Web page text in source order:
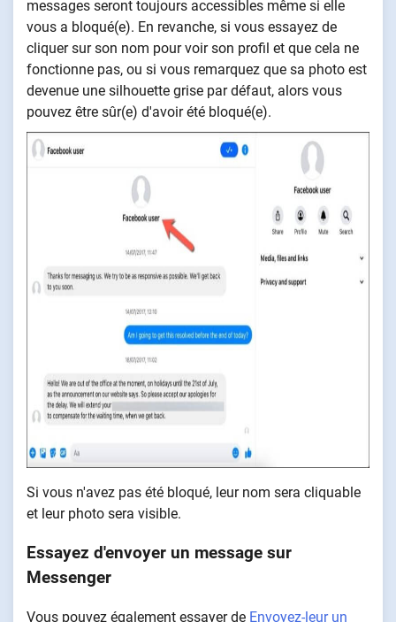
messages seront toujours accessibles même si elle
vous a bloqué(e). En revanche, si vous essayez de
cliquer sur son nom pour voir son profil et que cela ne
fonctionne pas, ou si vous remarquez que sa photo est
devenue une silhouette grise par défaut, alors vous
pouvez être sûr(e) d'avoir été bloqué(e).
Si vous n'avez pas été bloqué, leur nom sera cliquable
et leur photo sera visible.
Essayez d'envoyer un message sur
Messenger
Vous pouvez également essayer de Envoyez-leur un